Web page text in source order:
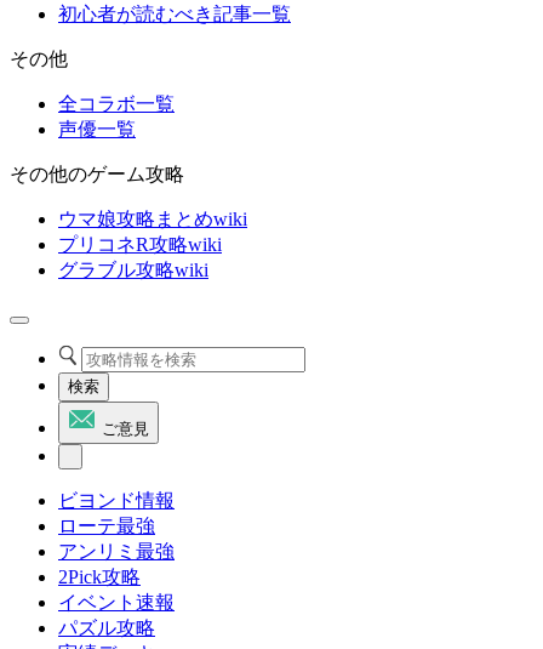
初心者が読むべき記事一覧
その他
全コラボ一覧
声優一覧
その他のゲーム攻略
ウマ娘攻略まとめwiki
プリコネR攻略wiki
グラブル攻略wiki
検索
ご意見
ビヨンド情報
ローテ最強
アンリミ最強
2Pick攻略
イベント速報
パズル攻略